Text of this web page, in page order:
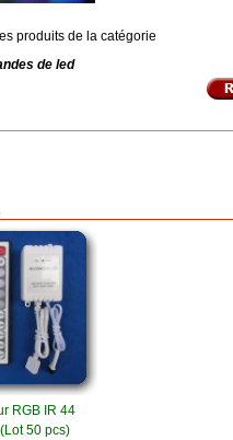
produits de la catégorie
de led
RGB IR 44
50 pcs)